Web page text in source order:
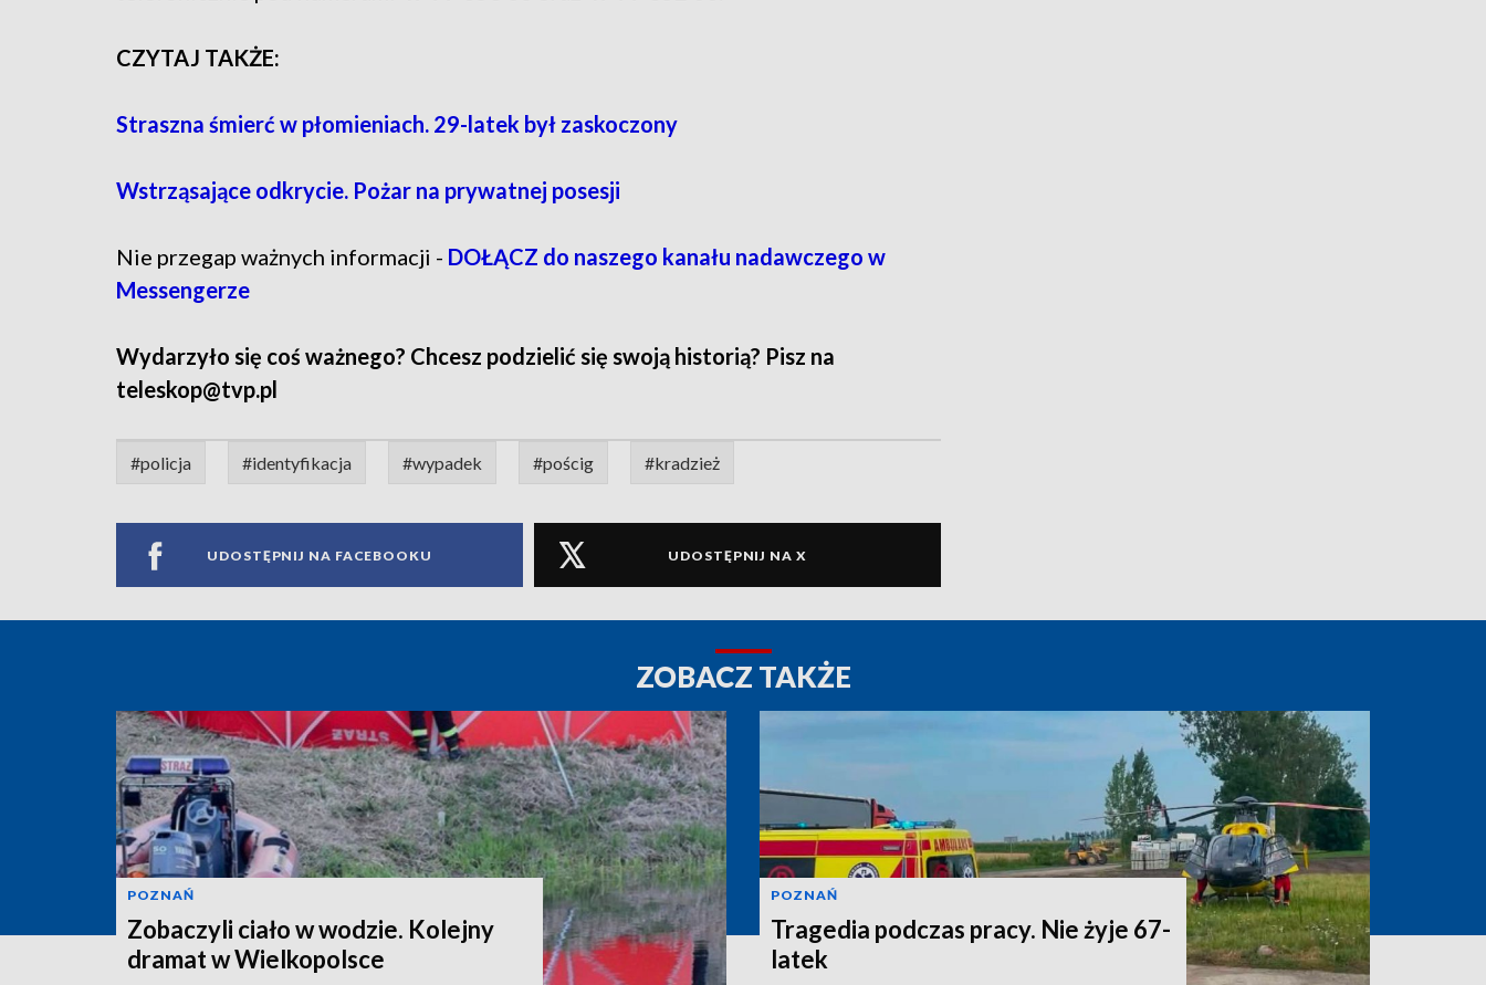
CZYTAJ TAKŻE:
Straszna śmierć w płomieniach. 29-latek był zaskoczony
Wstrząsające odkrycie. Pożar na prywatnej posesji
Nie przegap ważnych informacji - DOŁĄCZ do naszego kanału nadawczego w
Messengerze
Wydarzyło się coś ważnego? Chcesz podzielić się swoją historią? Pisz na
teleskop@tvp.pl
#policja #identyfikacja #wypadek #pościg #kradzież
UDOSTĘPNIJ NA FACEBOOKU UDOSTĘPNIJ NA X
ZOBACZ TAKŻE
POZNAŃ
Zobaczyli ciało w wodzie. Kolejny
dramat w Wielkopolsce
POZNAŃ
Tragedia podczas pracy. Nie żyje 67-
latek